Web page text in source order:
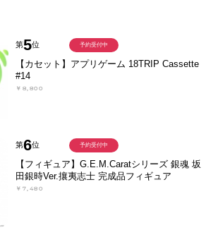
第5位
【カセット】アプリゲーム 18TRIP Cassette
#14
￥8,800
予約受付中
第6位
【フィギュア】G.E.M.Caratシリーズ 銀魂 坂
田銀時Ver.攘夷志士 完成品フィギュア
￥7,480
予約受付中